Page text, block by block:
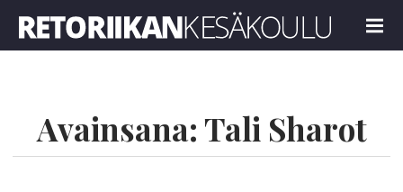
MENU
Avainsana:Tali Sharot